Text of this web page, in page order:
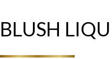
BLUSH